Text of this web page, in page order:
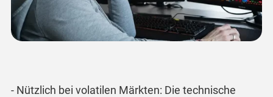
- Nützlich bei volatilen Märkten: Die technische